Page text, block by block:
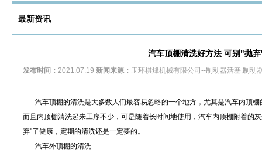
最新资讯
汽车顶棚清洗好方法 可别"抛
发布时间： 2021.07.19 新闻来源： 玉环棋烽机械有限公司--制动器活塞,制动
汽车顶棚的清洗是大多数人们最容易忽略的一个地方，尤其是汽车内顶棚
而且内顶棚清洗起来工序不少，可是随着长时间地使用，汽车内顶棚附着的
弃"了健康，定期的清洗还是一定要的。
汽车外顶棚的清洗